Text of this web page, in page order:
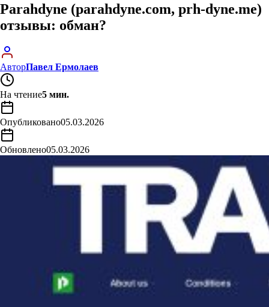
Parahdyne (parahdyne.com, prh-dyne.me)
отзывы: обман?
АвторПавел Ермолаев
На чтение5 мин.
Опубликовано05.03.2026
Обновлено05.03.2026